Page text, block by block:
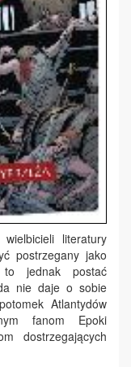
literatury
postrzegany jako
to jednak postać
nie daje o sobie
Atlantydów
fanom Epoki
dostrzegających